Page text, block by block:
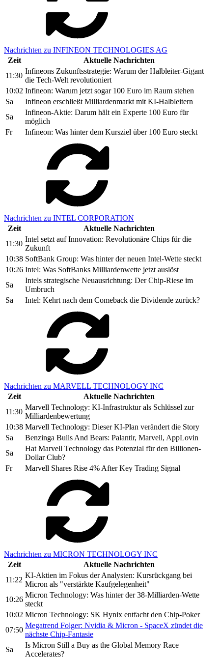
Nachrichten zu INFINEON TECHNOLOGIES AG
Zeit
Aktuelle Nachrichten
11:30
Infineons Zukunftsstrategie: Warum der Halbleiter-Gigant
die Tech-Welt revolutioniert
10:02 Infineon: Warum jetzt sogar 100 Euro im Raum stehen
Sa
Infineon erschließt Milliardenmarkt mit KI-Halbleitern
Sa
Infineon-Aktie: Darum hält ein Experte 100 Euro für
möglich
Fr
Infineon: Was hinter dem Kursziel über 100 Euro steckt
Nachrichten zu INTEL CORPORATION
Zeit
Aktuelle Nachrichten
11:30
Intel setzt auf Innovation: Revolutionäre Chips für die
Zukunft
10:38 SoftBank Group: Was hinter der neuen Intel-Wette steckt
10:26 Intel: Was SoftBanks Milliardenwette jetzt auslöst
Sa
Intels strategische Neuausrichtung: Der Chip-Riese im
Umbruch
Sa
Intel: Kehrt nach dem Comeback die Dividende zurück?
Nachrichten zu MARVELL TECHNOLOGY INC
Zeit
Aktuelle Nachrichten
11:30
Marvell Technology: KI-Infrastruktur als Schlüssel zur
Milliardenbewertung
10:38 Marvell Technology: Dieser KI-Plan verändert die Story
Sa
Benzinga Bulls And Bears: Palantir, Marvell, AppLovin
Sa
Hat Marvell Technology das Potenzial für den Billionen-
Dollar Club?
Fr
Marvell Shares Rise 4% After Key Trading Signal
Nachrichten zu MICRON TECHNOLOGY INC
Zeit
Aktuelle Nachrichten
11:22
KI-Aktien im Fokus der Analysten: Kursrückgang bei
Micron als "verstärkte Kaufgelegenheit"
10:26
Micron Technology: Was hinter der 38-Milliarden-Wette
steckt
10:02 Micron Technology: SK Hynix entfacht den Chip-Poker
07:50
Megatrend Folger: Nvidia & Micron - SpaceX zündet die
nächste Chip-Fantasie
Sa
Is Micron Still a Buy as the Global Memory Race
Accelerates?